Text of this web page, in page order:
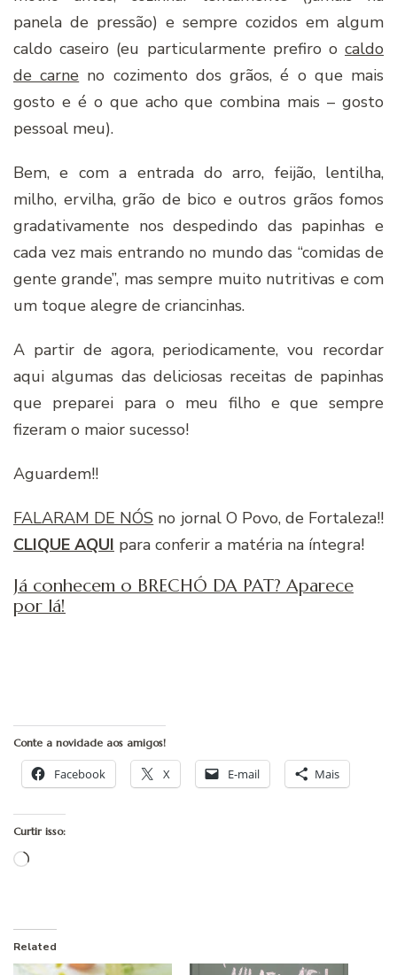
panela de pressão) e sempre cozidos em algum
caldo caseiro (eu particularmente prefiro o caldo
de carne no cozimento dos grãos, é o que mais
gosto e é o que acho que combina mais – gosto
pessoal meu).
Bem, e com a entrada do arro, feijão, lentilha,
milho, ervilha, grão de bico e outros grãos fomos
gradativamente nos despedindo das papinhas e
cada vez mais entrando no mundo das “comidas de
gente grande”, mas sempre muito nutritivas e com
um toque alegre de criancinhas.
A partir de agora, periodicamente, vou recordar
aqui algumas das deliciosas receitas de papinhas
que preparei para o meu filho e que sempre
fizeram o maior sucesso!
Aguardem!!
FALARAM DE NÓS no jornal O Povo, de Fortaleza!!
CLIQUE AQUI para conferir a matéria na íntegra!
Já conhecem o BRECHÓ DA PAT? Aparece
por lá!
Conte a novidade aos amigos!
Facebook X E-mail Mais
Curtir isso:
Carregando...
Related